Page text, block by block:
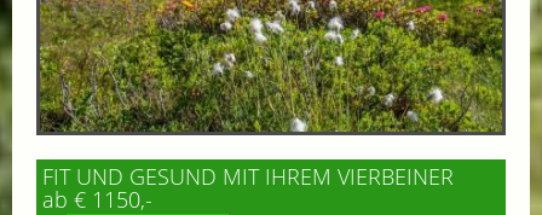
FIT UND GESUND MIT IHREM VIERBEINER
ab € 1150,-